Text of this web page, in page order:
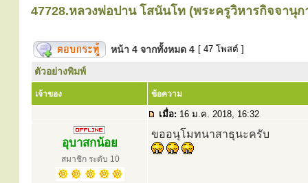
47728.หลวงพ่อปาน โสนันโท (พระครูวิหารกิจจานุก
หน้า 4 จากทั้งหมด 4 [ 47 โพสต์ ]
ตัวอย่างพิมพ์
เจ้าของ ข้อความ
เมื่อ: 16 ม.ค. 2018, 16:32
อุบาสกน้อย
สมาชิก ระดับ 10
ขออนุโมทนาสาธุนะครับ